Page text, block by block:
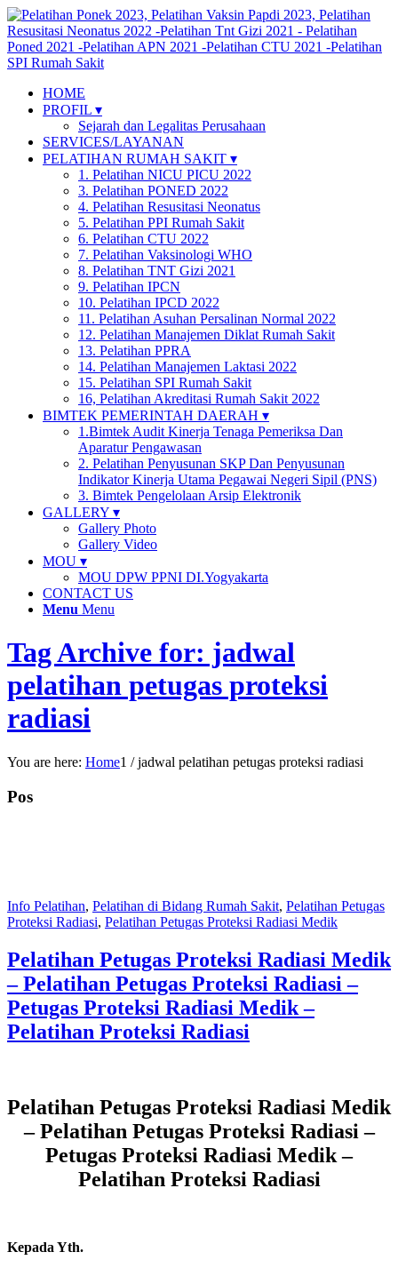
HOME
PROFIL ▾
Sejarah dan Legalitas Perusahaan
SERVICES/LAYANAN
PELATIHAN RUMAH SAKIT ▾
1. Pelatihan NICU PICU 2022
3. Pelatihan PONED 2022
4. Pelatihan Resusitasi Neonatus
5. Pelatihan PPI Rumah Sakit
6. Pelatihan CTU 2022
7. Pelatihan Vaksinologi WHO
8. Pelatihan TNT Gizi 2021
9. Pelatihan IPCN
10. Pelatihan IPCD 2022
11. Pelatihan Asuhan Persalinan Normal 2022
12. Pelatihan Manajemen Diklat Rumah Sakit
13. Pelatihan PPRA
14. Pelatihan Manajemen Laktasi 2022
15. Pelatihan SPI Rumah Sakit
16, Pelatihan Akreditasi Rumah Sakit 2022
BIMTEK PEMERINTAH DAERAH ▾
1.Bimtek Audit Kinerja Tenaga Pemeriksa Dan
Aparatur Pengawasan
2. Pelatihan Penyusunan SKP Dan Penyusunan
Indikator Kinerja Utama Pegawai Negeri Sipil (PNS)
3. Bimtek Pengelolaan Arsip Elektronik
GALLERY ▾
Gallery Photo
Gallery Video
MOU ▾
MOU DPW PPNI DI.Yogyakarta
CONTACT US
Menu Menu
Tag Archive for: jadwal
pelatihan petugas proteksi
radiasi
You are here: Home1 / jadwal pelatihan petugas proteksi radiasi
Pos
Info Pelatihan, Pelatihan di Bidang Rumah Sakit, Pelatihan Petugas
Proteksi Radiasi, Pelatihan Petugas Proteksi Radiasi Medik
Pelatihan Petugas Proteksi Radiasi Medik
– Pelatihan Petugas Proteksi Radiasi –
Petugas Proteksi Radiasi Medik –
Pelatihan Proteksi Radiasi
Pelatihan Petugas Proteksi Radiasi Medik
– Pelatihan Petugas Proteksi Radiasi –
Petugas Proteksi Radiasi Medik –
Pelatihan Proteksi Radiasi
Kepada Yth.